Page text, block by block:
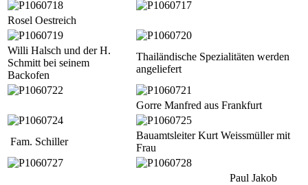
Rosel Oestreich
Willi Halsch und der H.
Schmitt bei seinem
Backofen
Thailändische Spezialitäten werden
angeliefert
Gorre Manfred aus Frankfurt
Fam. Schiller
Bauamtsleiter Kurt Weissmüller mit
Frau
Paul Jakob